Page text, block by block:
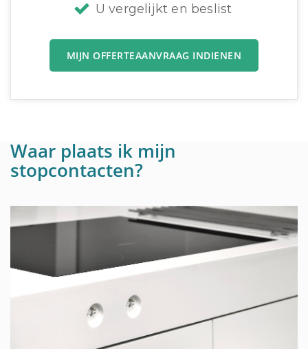
U vergelijkt en beslist
MIJN OFFERTEAANVRAAG INDIENEN
Waar plaats ik mijn
stopcontacten?